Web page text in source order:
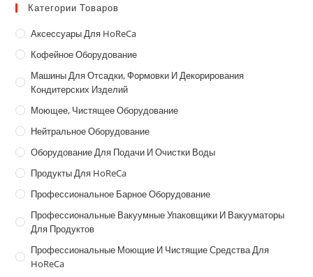
Категории Товаров
Аксессуары Для HoReCa
Кофейное Оборудование
Машины Для Отсадки, Формовки И Декорирования
Кондитерских Изделий
Моющее, Чистящее Оборудование
Нейтральное Оборудование
Оборудование Для Подачи И Очистки Воды
Продукты Для HoReCa
Профессиональное Барное Оборудование
Профессиональные Вакуумные Упаковщики И Вакууматоры
Для Продуктов
Профессиональные Моющие И Чистящие Средства Для
HoReCa